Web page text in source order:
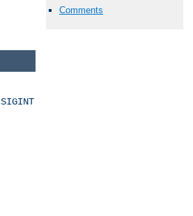
Comments
SIGINT